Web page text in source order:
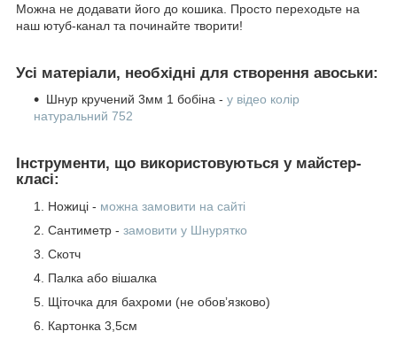
Можна не додавати його до кошика. Просто переходьте на
наш ютуб-канал та починайте творити!
Усі матеріали, необхідні для створення авоськи:
Шнур кручений 3мм 1 бобіна - у відео колір
натуральний 752
Інструменти, що використовуються у майстер-
класі:
Ножиці - можна замовити на сайті
Сантиметр - замовити у Шнурятко
Скотч
Палка або вішалка
Щіточка для бахроми (не обовʼязково)
Картонка 3,5см